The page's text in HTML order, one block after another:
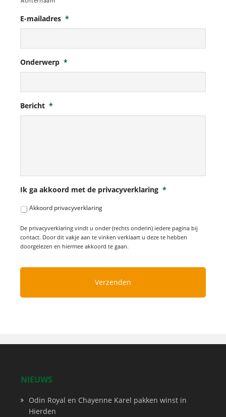
E-mailadres *
Onderwerp *
Bericht *
Ik ga akkoord met de privacyverklaring *
Akkoord privacyverklaring
De privacyverklaring vindt u onder (rechts onderin) iedere pagina bij
contact. Door dit vakje aan te vinken verklaart u deze te hebben
doorgelezen en hiermee akkoord te gaan.
NIEUWS
Odin Royal en Chayenne Karel pakken winst in
Hierden